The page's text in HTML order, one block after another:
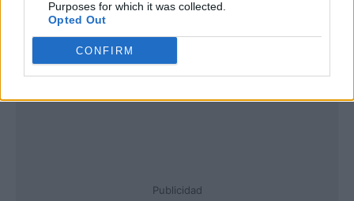
Purposes for which it was collected.
Opted Out
CONFIRM
Publicidad